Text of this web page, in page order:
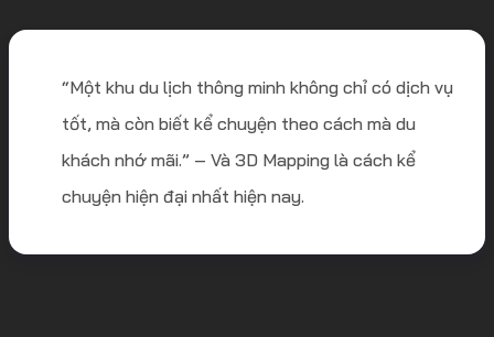
“Một khu du lịch thông minh không chỉ có dịch vụ
tốt, mà còn biết kể chuyện theo cách mà du
khách nhớ mãi.” – Và 3D Mapping là cách kể
chuyện hiện đại nhất hiện nay.